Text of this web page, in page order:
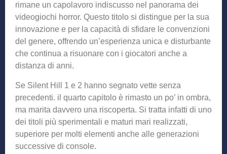
rimane un capolavoro indiscusso nel panorama dei
videogiochi horror. Questo titolo si distingue per la sua
innovazione e per la capacità di sfidare le convenzioni
del genere, offrendo un’esperienza unica e disturbante
che continua a risuonare con i giocatori anche a
distanza di anni.
Se Silent Hill 1 e 2 hanno segnato vette senza
precedenti. il quarto capitolo è rimasto un po’ in ombra,
ma marita davvero una riscoperta. Si tratta infatti di uno
dei titoli più sperimentali e maturi mari realizzati,
superiore per molti elementi anche alle generazioni
successive di console.